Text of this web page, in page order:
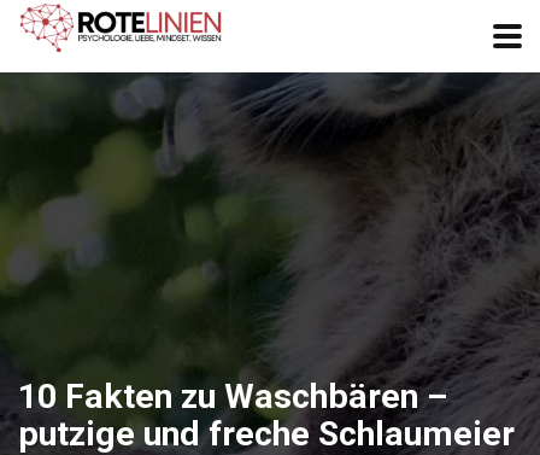
10 Fakten zu Waschbären –
putzige und freche Schlaumeier